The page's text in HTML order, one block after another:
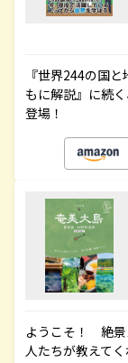
『世界244の国
もに解説』に続
登場！
ようこそ！ 絶景
人たちが教えて